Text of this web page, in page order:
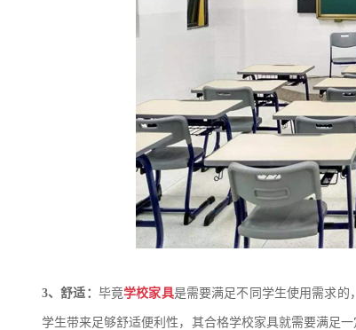
3、舒适： 毕竟学校家具是需要满足不同学生使用需求的
学生带来足够舒适便利性，其合格学校家具就需要满足